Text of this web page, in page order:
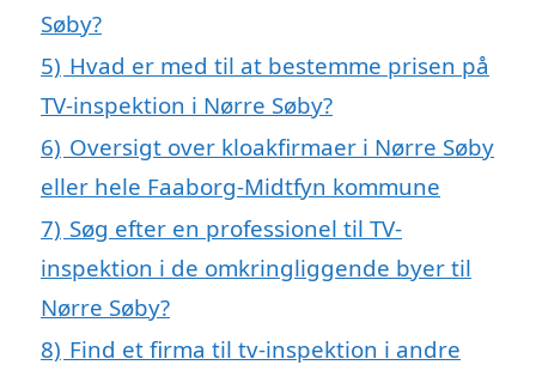
Søby?
5) Hvad er med til at bestemme prisen på
TV-inspektion i Nørre Søby?
6) Oversigt over kloakfirmaer i Nørre Søby
eller hele Faaborg-Midtfyn kommune
7) Søg efter en professionel til TV-
inspektion i de omkringliggende byer til
Nørre Søby?
8) Find et firma til tv-inspektion i andre